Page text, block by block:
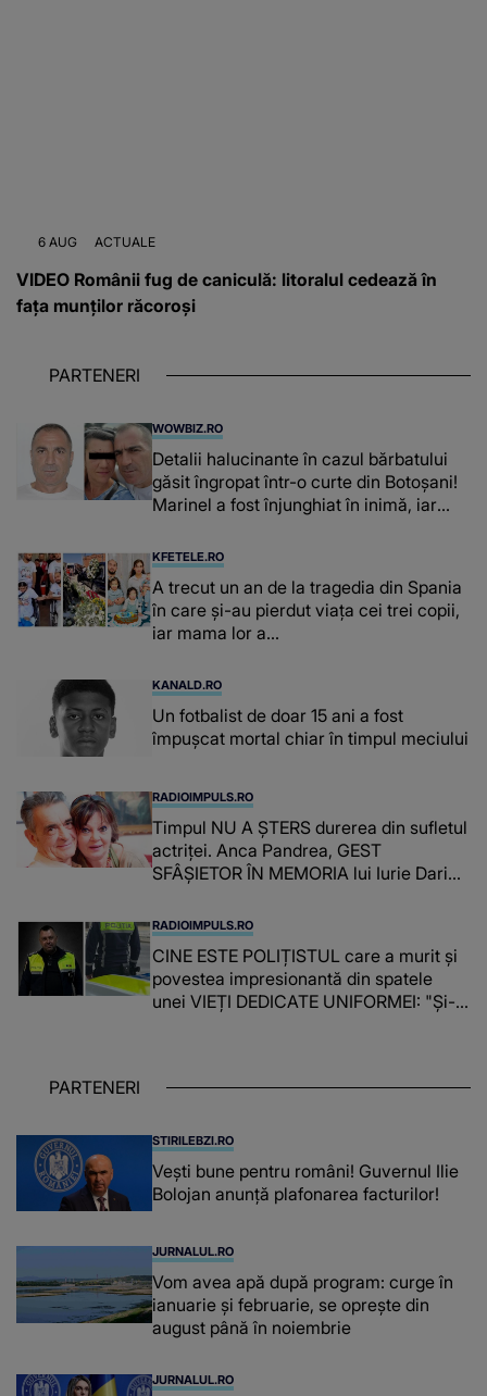
6 AUG ACTUALE
VIDEO Românii fug de caniculă: litoralul cedează în
fața munților răcoroși
PARTENERI
WOWBIZ.RO
Detalii halucinante în cazul bărbatului
găsit îngropat într-o curte din Botoșani!
Marinel a fost înjunghiat în inimă, iar
suspecți
KFETELE.RO
A trecut un an de la tragedia din Spania
în care și-au pierdut viața cei trei copii,
iar mama lor a…
KANALD.RO
Un fotbalist de doar 15 ani a fost
împușcat mortal chiar în timpul meciului
RADIOIMPULS.RO
Timpul NU A ȘTERS durerea din sufletul
actriței. Anca Pandrea, GEST
SFÂȘIETOR ÎN MEMORIA lui Iurie Darie:
timpul parcă..."
RADIOIMPULS.RO
CINE ESTE POLIȚISTUL care a murit și
povestea impresionantă din spatele
unei VIEȚI DEDICATE UNIFORMEI: "Și-a
PARTENERI
STIRILEBZI.RO
Vești bune pentru români! Guvernul Ilie
Bolojan anunță plafonarea facturilor!
JURNALUL.RO
Vom avea apă după program: curge în
ianuarie și februarie, se oprește din
august până în noiembrie
JURNALUL.RO